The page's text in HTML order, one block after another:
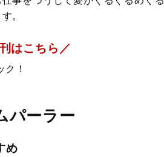
。
はこちら／
！
パーラー
め